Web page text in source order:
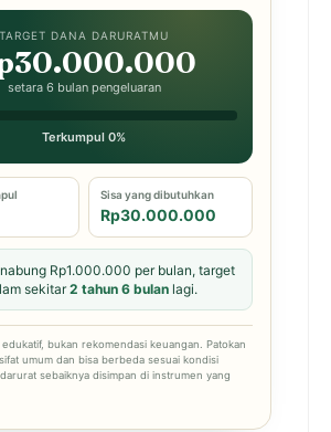
TARGET DANA DARURATMU
setara 6 bulan pengeluaran
Terkumpul 0%
Sisa yang dibutuhkan
Rp30.000.000
Rp1.000.000 per bulan, target
sekitar2 tahun 6 bulan lagi.
edukatif, bukan rekomendasi keuangan. Patokan
umum dan bisa berbeda sesuai kondisi
sebaiknya disimpan di instrumen yang